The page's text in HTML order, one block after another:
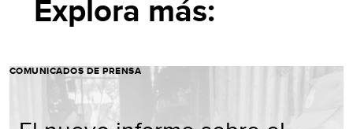
Explora más:
COMUNICADOS DE PRENSA